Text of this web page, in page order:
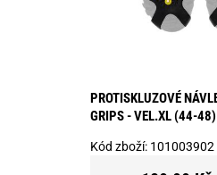
PROTISKLUZOVÉ
GRIPS - VEL.XL (44-48)
Kód zboží: 101003902